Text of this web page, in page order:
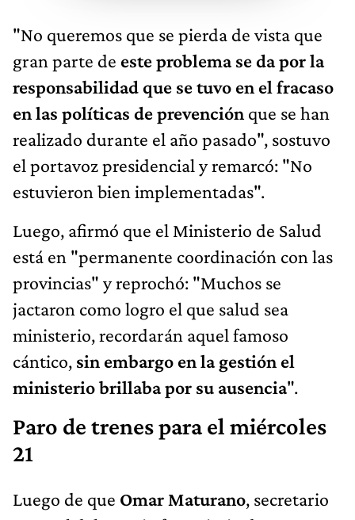
"No queremos que se pierda de vista que
gran parte de este problema se da por la
responsabilidad que se tuvo en el fracaso
en las políticas de prevención que se han
realizado durante el año pasado", sostuvo
el portavoz presidencial y remarcó: "No
estuvieron bien implementadas".
Luego, afirmó que el Ministerio de Salud
está en "permanente coordinación con las
provincias" y reprochó: "Muchos se
jactaron como logro el que salud sea
ministerio, recordarán aquel famoso
cántico, sin embargo en la gestión el
ministerio brillaba por su ausencia".
Paro de trenes para el miércoles
21
Luego de que Omar Maturano, secretario